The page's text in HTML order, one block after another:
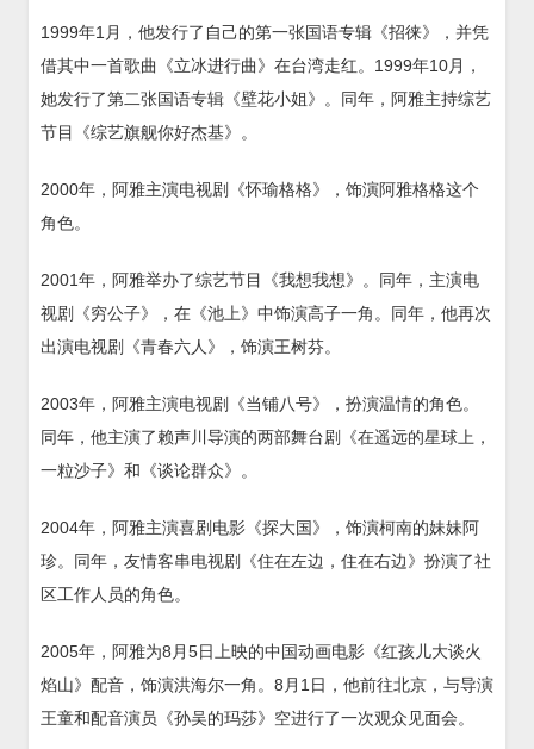
1999年1月，他发行了自己的第一张国语专辑《招徕》，并凭
借其中一首歌曲《立冰进行曲》在台湾走红。1999年10月，
她发行了第二张国语专辑《壁花小姐》。同年，阿雅主持综艺
节目《综艺旗舰你好杰基》。
2000年，阿雅主演电视剧《怀瑜格格》，饰演阿雅格格这个
角色。
2001年，阿雅举办了综艺节目《我想我想》。同年，主演电
视剧《穷公子》，在《池上》中饰演高子一角。同年，他再次
出演电视剧《青春六人》，饰演王树芬。
2003年，阿雅主演电视剧《当铺八号》，扮演温情的角色。
同年，他主演了赖声川导演的两部舞台剧《在遥远的星球上，
一粒沙子》和《谈论群众》。
2004年，阿雅主演喜剧电影《探大国》，饰演柯南的妹妹阿
珍。同年，友情客串电视剧《住在左边，住在右边》扮演了社
区工作人员的角色。
2005年，阿雅为8月5日上映的中国动画电影《红孩儿大谈火
焰山》配音，饰演洪海尔一角。8月1日，他前往北京，与导演
王童和配音演员《孙吴的玛莎》空进行了一次观众见面会。